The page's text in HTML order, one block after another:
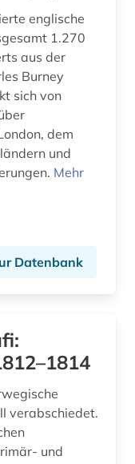
englische
1.270
aus der
Burney
sich von
dem
und
Mehr
Datenbank
und